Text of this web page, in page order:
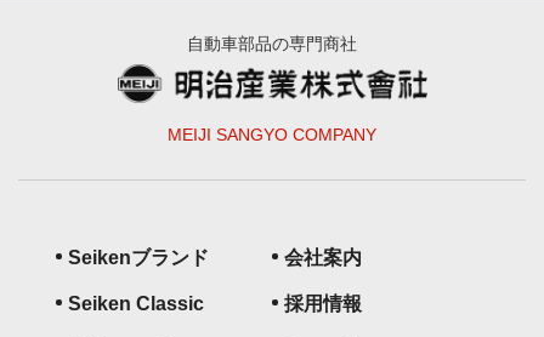
自動車部品の専門商社
MEIJI SANGYO COMPANY
Seikenブランド
Seiken Classic
会社案内
採用情報